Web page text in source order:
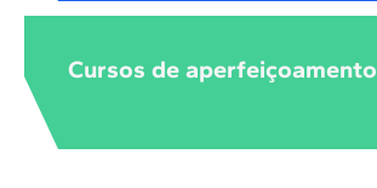
Cursos de aperfeiçoamento